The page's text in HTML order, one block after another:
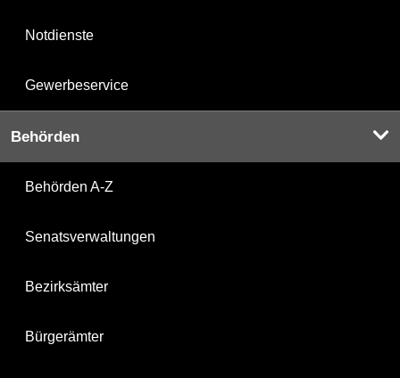
Notdienste
Gewerbeservice
Behörden
Behörden A-Z
Senatsverwaltungen
Bezirksämter
Bürgerämter